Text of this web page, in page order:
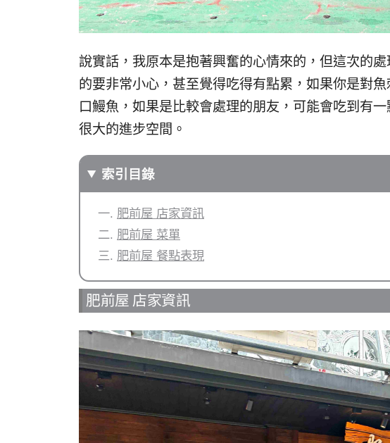
說實話，我原本是抱著興奮的心情來的，但這次的
的要非常小心，甚至覺得吃得有點累，如果你是對
口鰻魚，如果是比較會處理的朋友，可能會吃到有
很大的進步空間。
索引目錄
肥前屋 店家資訊
肥前屋 菜單
肥前屋 餐點表現
肥前屋 店家資訊